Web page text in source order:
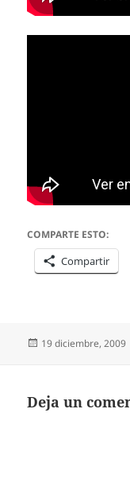
COMPARTE ESTO:
Compartir
Publicado
19 diciembre, 2009
Deja un